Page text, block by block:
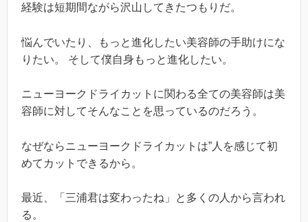
経験は短期間ながら沢山してきたつもりだ。
悩んでいたり、もっと進化したい美容師の手助けにな
りたい。 そして僕自身もっと進化したい。
ニューヨークドライカットに関わる全ての美容師は美
容師に対してそんなことを思っているのだろう。
なぜならニューヨークドライカットは”人を感じて初
めてカットできるから。
最近、「三浦君は変わったね」と多くの人から言われ
る。